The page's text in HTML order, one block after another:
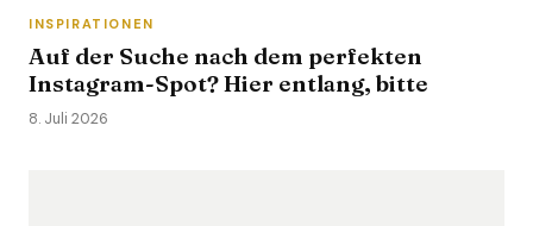
INSPIRATIONEN
Auf der Suche nach dem perfekten
Instagram-Spot? Hier entlang, bitte
8. Juli 2026